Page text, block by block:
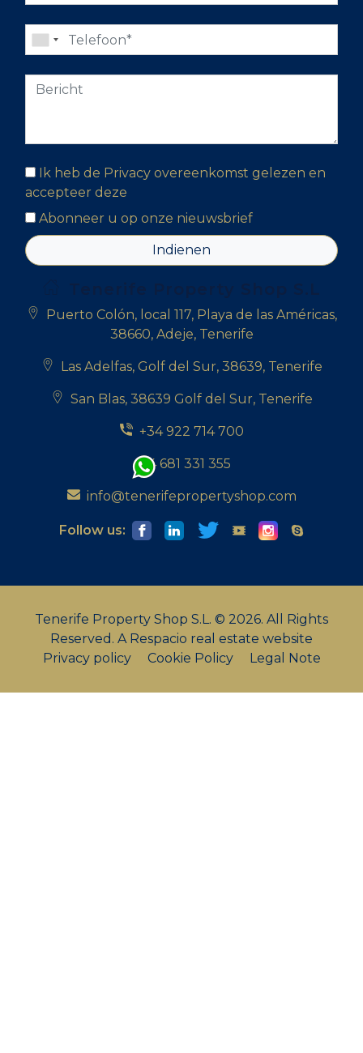
Ik heb de Privacy overeenkomst gelezen en
accepteer deze
Abonneer u op onze nieuwsbrief
Indienen
Puerto Colón, local 117, Playa de las Américas,
38660, Adeje, Tenerife
Las Adelfas, Golf del Sur, 38639, Tenerife
San Blas, 38639 Golf del Sur, Tenerife
+34 922 714 700
+34 681 331 355
info@tenerifepropertyshop.com
Follow us:
Tenerife Property Shop S.L. © 2026. All Rights
Reserved. A Respacio real estate website
Privacy policy
Cookie Policy Legal Note